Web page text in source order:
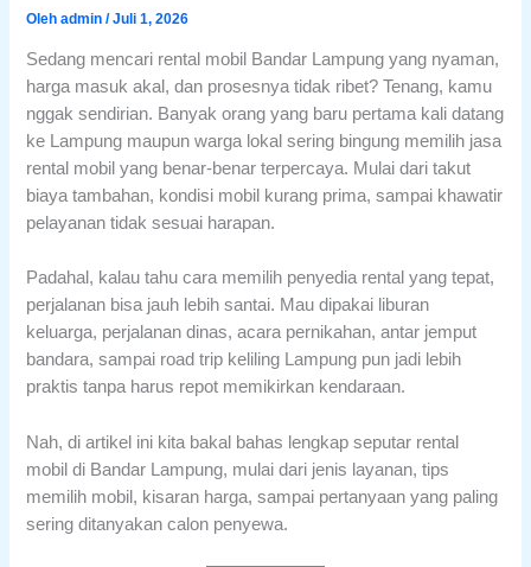
Olehadmin/Juli 1, 2026
Sedang mencari rental mobil Bandar Lampung yang nyaman,
harga masuk akal, dan prosesnya tidak ribet? Tenang, kamu
nggak sendirian. Banyak orang yang baru pertama kali datang
ke Lampung maupun warga lokal sering bingung memilih jasa
rental mobil yang benar-benar terpercaya. Mulai dari takut
biaya tambahan, kondisi mobil kurang prima, sampai khawatir
pelayanan tidak sesuai harapan.
Padahal, kalau tahu cara memilih penyedia rental yang tepat,
perjalanan bisa jauh lebih santai. Mau dipakai liburan
keluarga, perjalanan dinas, acara pernikahan, antar jemput
bandara, sampai road trip keliling Lampung pun jadi lebih
praktis tanpa harus repot memikirkan kendaraan.
Nah, di artikel ini kita bakal bahas lengkap seputar rental
mobil di Bandar Lampung, mulai dari jenis layanan, tips
memilih mobil, kisaran harga, sampai pertanyaan yang paling
sering ditanyakan calon penyewa.